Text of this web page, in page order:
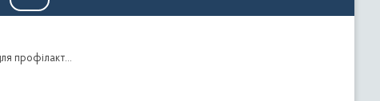
Фахівці Харківського районного управління Держпродспоживслужби проводять санітарно-освітню роботу для профілактики гострих кишкових інфекційних захворювань